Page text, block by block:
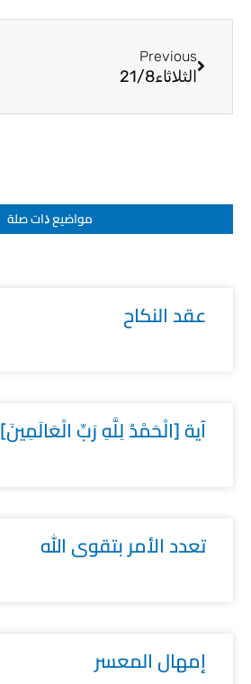
Previous
الثلاثاء21/8
مواضيع ﺫات صلة
عقد النكاح
آية [الْحَمْدُ لِلَّهِ رَبِّ الْعَالَمِينَ]
تعدد الأمر بتقوى الله
إمهال المعسر